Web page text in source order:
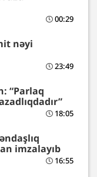
00:29
nəyi
23:49
“Parlaq
18:05
imzalayıb
16:55